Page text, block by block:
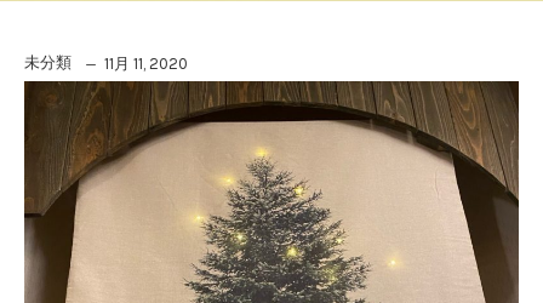
未分類 11月 11, 2020